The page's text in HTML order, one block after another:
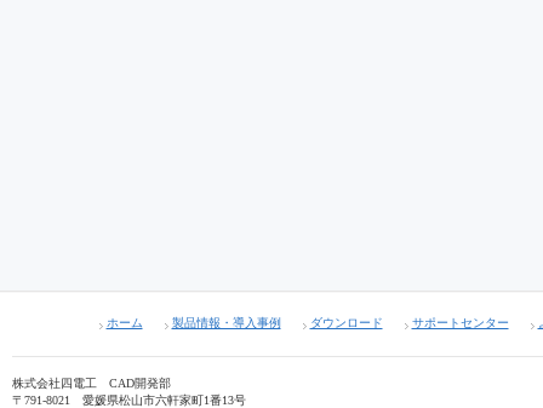
ホーム 製品情報・導入事例 ダウンロード サポートセンター
株式会社四電工 CAD開発部
〒791-8021 愛媛県松山市六軒家町1番13号